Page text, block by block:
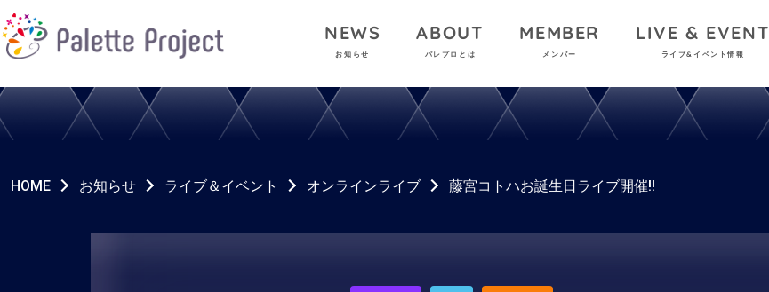
NEWS
お知らせ
ABOUT
パレプロとは
MEMBER
メンバー
LIVE & EVENT
ライブ&イベント情報
HOME お知らせ ライブ＆イベント オンラインライブ 藤宮コトハお誕生日ライブ開催!!